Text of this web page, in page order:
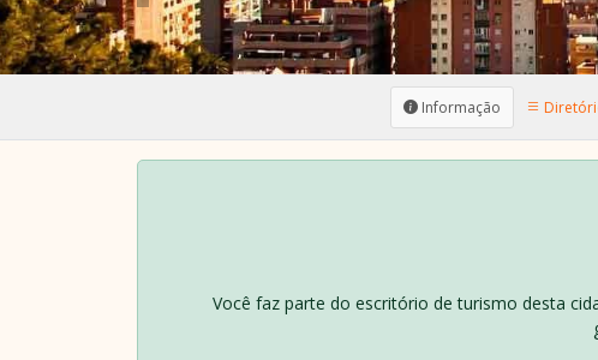
Informação
Você faz parte do escritório de turismo desta